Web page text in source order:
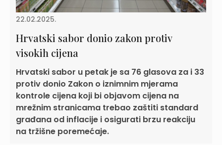
22.02.2025.
Hrvatski sabor donio zakon protiv
visokih cijena
Hrvatski sabor u petak je sa 76 glasova za i 33
protiv donio Zakon o iznimnim mjerama
kontrole cijena koji bi objavom cijena na
mrežnim stranicama trebao zaštiti standard
građana od inflacije i osigurati brzu reakciju
na tržišne poremećaje.